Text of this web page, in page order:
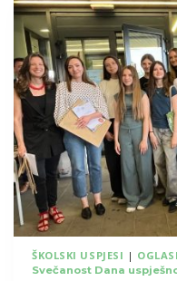
POZIVA
ZA
UČENIKE
ŠKOLSKI USPJESI |
Svečanost Dana